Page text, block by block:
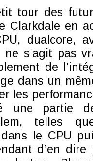
tour des
Clarkdale en
dualcore,
s’agit pas
de
dans un
les
une partie
telles
le CPU
d’en